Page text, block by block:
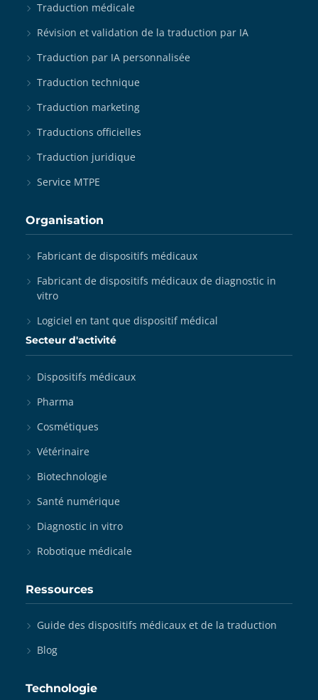
Traduction médicale
Révision et validation de la traduction par IA
Traduction par IA personnalisée
Traduction technique
Traduction marketing
Traductions officielles
Traduction juridique
Service MTPE
Organisation
Fabricant de dispositifs médicaux
Fabricant de dispositifs médicaux de diagnostic in
vitro
Logiciel en tant que dispositif médical
Secteur d'activité
Dispositifs médicaux
Pharma
Cosmétiques
Vétérinaire
Biotechnologie
Santé numérique
Diagnostic in vitro
Robotique médicale
Ressources
Guide des dispositifs médicaux et de la traduction
Blog
Technologie